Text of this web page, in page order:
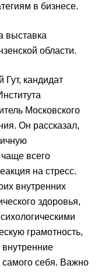
в бизнесе.
выставка
области.
кандидат
Московского
Он рассказал,
всего
на стресс.
внутренних
здоровья,
грамотность,
себя. Важно